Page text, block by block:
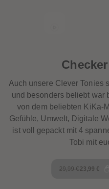
Auch unsere Clever Tonies
und besonders beliebt war
von dem beliebten KiKa-
Gefühle, Umwelt, Digitale
ist voll gepackt mit 4
Tobi mit
29,99 €23,99 €